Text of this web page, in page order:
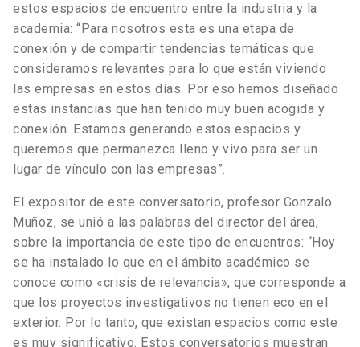
estos espacios de encuentro entre la industria y la
academia: “Para nosotros esta es una etapa de
conexión y de compartir tendencias temáticas que
consideramos relevantes para lo que están viviendo
las empresas en estos días. Por eso hemos diseñado
estas instancias que han tenido muy buen acogida y
conexión. Estamos generando estos espacios y
queremos que permanezca lleno y vivo para ser un
lugar de vínculo con las empresas”.
El expositor de este conversatorio, profesor Gonzalo
Muñoz, se unió a las palabras del director del área,
sobre la importancia de este tipo de encuentros: “Hoy
se ha instalado lo que en el ámbito académico se
conoce como «crisis de relevancia», que corresponde a
que los proyectos investigativos no tienen eco en el
exterior. Por lo tanto, que existan espacios como este
es muy significativo. Estos conversatorios muestran